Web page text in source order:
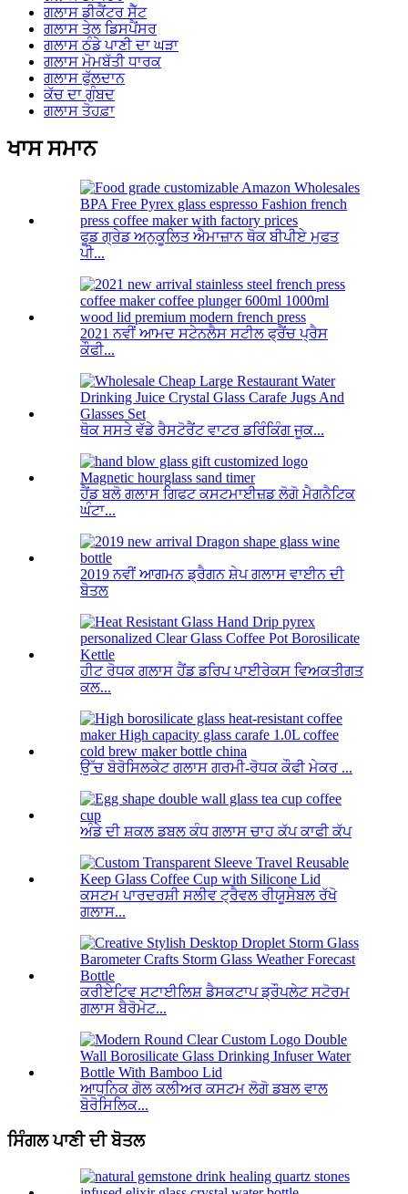
ਗਲਾਸ ਡੀਕੈਂਟਰ ਸੈੱਟ
ਗਲਾਸ ਤੇਲ ਡਿਸਪੈਂਸਰ
ਗਲਾਸ ਠੰਡੇ ਪਾਣੀ ਦਾ ਘੜਾ
ਗਲਾਸ ਮੋਮਬੱਤੀ ਧਾਰਕ
ਗਲਾਸ ਫੁੱਲਦਾਨ
ਕੱਚ ਦਾ ਗੁੰਬਦ
ਗਲਾਸ ਤੋਹਫ਼ਾ
ਖਾਸ ਸਮਾਨ
ਫੂਡ ਗ੍ਰੇਡ ਅਨੁਕੂਲਿਤ ਐਮਾਜ਼ਾਨ ਥੋਕ ਬੀਪੀਏ ਮੁਫਤ
ਪੀ...
2021 ਨਵੀਂ ਆਮਦ ਸਟੇਨਲੈਸ ਸਟੀਲ ਫ੍ਰੈਂਚ ਪ੍ਰੈਸ
ਕੌਫੀ...
ਥੋਕ ਸਸਤੇ ਵੱਡੇ ਰੈਸਟੋਰੈਂਟ ਵਾਟਰ ਡਰਿੰਕਿੰਗ ਜੂਕ...
ਹੈਂਡ ਬਲੋ ਗਲਾਸ ਗਿਫਟ ਕਸਟਮਾਈਜ਼ਡ ਲੋਗੋ ਮੈਗਨੈਟਿਕ
ਘੰਟਾ...
2019 ਨਵੀਂ ਆਗਮਨ ਡ੍ਰੈਗਨ ਸ਼ੇਪ ਗਲਾਸ ਵਾਈਨ ਦੀ
ਬੋਤਲ
ਹੀਟ ਰੋਧਕ ਗਲਾਸ ਹੈਂਡ ਡਰਿਪ ਪਾਈਰੇਕਸ ਵਿਅਕਤੀਗਤ
ਕਲ...
ਉੱਚ ਬੋਰੋਸਿਲਕੇਟ ਗਲਾਸ ਗਰਮੀ-ਰੋਧਕ ਕੌਫੀ ਮੇਕਰ ...
ਅੰਡੇ ਦੀ ਸ਼ਕਲ ਡਬਲ ਕੰਧ ਗਲਾਸ ਚਾਹ ਕੱਪ ਕਾਫੀ ਕੱਪ
ਕਸਟਮ ਪਾਰਦਰਸ਼ੀ ਸਲੀਵ ਟ੍ਰੈਵਲ ਰੀਯੂਸੇਬਲ ਰੱਖੋ
ਗਲਾਸ...
ਕਰੀਏਟਿਵ ਸਟਾਈਲਿਸ਼ ਡੈਸਕਟਾਪ ਡ੍ਰੌਪਲੇਟ ਸਟੋਰਮ
ਗਲਾਸ ਬੈਰੋਮੇਟ...
ਆਧੁਨਿਕ ਗੋਲ ਕਲੀਅਰ ਕਸਟਮ ਲੋਗੋ ਡਬਲ ਵਾਲ
ਬੋਰੋਸਿਲਿਕ...
ਸਿੰਗਲ ਪਾਣੀ ਦੀ ਬੋਤਲ